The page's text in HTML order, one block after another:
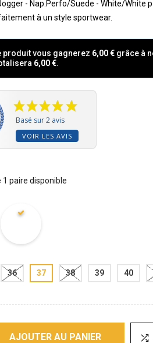
- Nap.Perfo/Suede - White/White
à un style sportwear.
produit vous gagnerez 6,00 € grâce à
6,00 €.
Basé sur 2 avis
VOIR LES AVIS
paire disponible
36 37 38 39 40
AJOUTER AU PANIER